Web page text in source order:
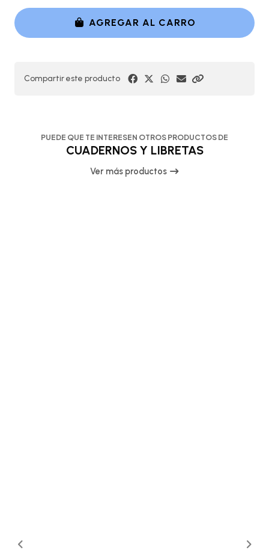
AGREGAR AL CARRO
Compartir este producto
PUEDE QUE TE INTERESEN OTROS PRODUCTOS DE
CUADERNOS Y LIBRETAS
Ver más productos